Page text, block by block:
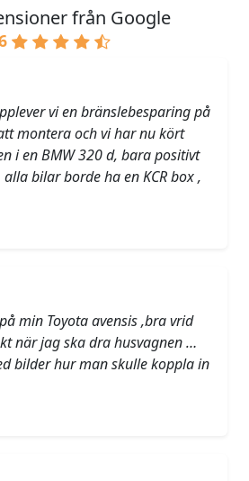
från Google
vi en bränslebesparing på
montera och vi har nu kört
i en BMW 320 d, bara positivt
bilar borde ha en KCR box ,
min Toyota avensis ,bra vrid
när jag ska dra husvagnen …
bilder hur man skulle koppla in